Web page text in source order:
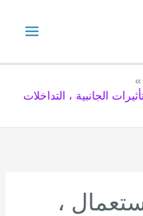
الجانبية ، التداخلات
،